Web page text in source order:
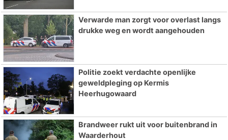
Verwarde man zorgt voor overlast langs
drukke weg en wordt aangehouden
Politie zoekt verdachte openlijke
geweldpleging op Kermis
Heerhugowaard
Brandweer rukt uit voor buitenbrand in
Waarderhout